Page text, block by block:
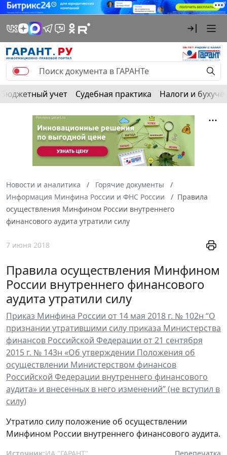
Бюджетный учет Судебная практика Налоги и
Новости и аналитика
Горячие документы
Информация Минфина России и ФНС России
Правила
осуществления Минфином России внутреннего
финансового аудита утратили силу
7 июня 2018
Правила осуществления Минфином
России внутреннего финансового
аудита утратили силу
Приказ Минфина России от 14 мая 2018 г. № 102н “О
признании утратившими силу приказа Министерства
финансов Российской Федерации от 21 сентября
2015 г. № 143н «Об утверждении Положения об
осуществлении Министерством финансов
Российской Федерации внутреннего финансового
аудита» и внесенных в него изменений” (не вступил в
силу)
Утратило силу положение об осуществлении
Минфином России внутреннего финансового аудита.